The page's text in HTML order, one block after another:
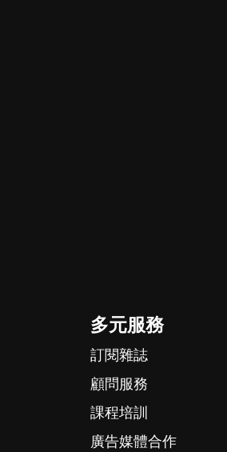
多元服務
訂閱雜誌
顧問服務
課程培訓
廣告媒體合作